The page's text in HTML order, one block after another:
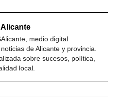
medio digital
de Alicante y provincia.
sobre sucesos, política,
local.